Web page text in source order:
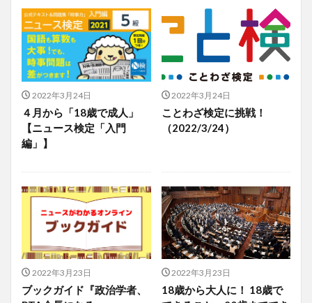
2022年3月24日
４月から「18歳で成人」
【ニュース検定「入門
編」】
2022年3月24日
ことわざ検定に挑戦！
（2022/3/24）
2022年3月23日
ブックガイド『政治学者、
2022年3月23日
18歳から大人に！ 18歳で